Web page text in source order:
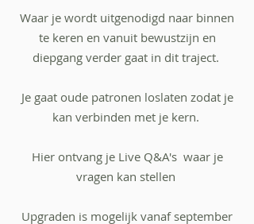
Waar je wordt uitgenodigd naar binnen
te keren en vanuit bewustzijn en
diepgang verder gaat in dit traject.
Je gaat oude patronen loslaten zodat je
kan verbinden met je kern.
Hier ontvang je Live Q&A's waar je
vragen kan stellen
Upgraden is mogelijk vanaf september